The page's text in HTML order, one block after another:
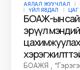
АЯЛАЛ ЖУУЧЛАЛ
ҮЙЛ ЯВДАЛ
ЦАГ
БОАЖ-ын
эрүүл
цахимжуулах
БОАЖЯ ,